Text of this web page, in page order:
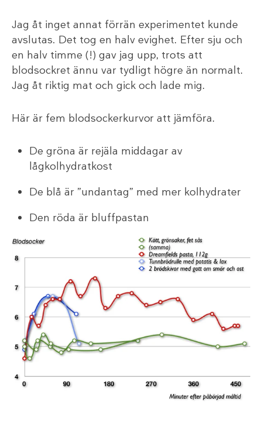
Jag åt inget annat förrän experimentet kunde
avslutas. Det tog en halv evighet. Efter sju och
en halv timme (!) gav jag upp, trots att
blodsockret ännu var tydligt högre än normalt.
Jag åt riktig mat och gick och lade mig.
Här är fem blodsockerkurvor att jämföra.
De gröna är rejäla middagar av
lågkolhydratkost
De blå är ”undantag” med mer kolhydrater
Den röda är bluffpastan